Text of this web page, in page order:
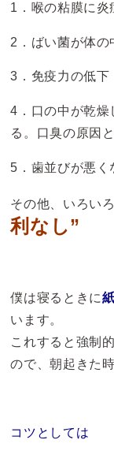
1．喉の粘膜に炎
2．ばい菌が体の
3．免疫力の低下
4．口の中が乾燥
る。口臭の原因と
5．歯並びが悪く
その他、いろい
利なし”
僕は寝るときに
います。
これすると強制
ので、朝起きた
コツとしては